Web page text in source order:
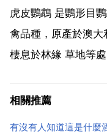
豔,有黃色花斑 體表
虎皮鸚鵡 是鸚形目
禽品種，原產於澳
棲息於林緣 草地等
期為18天。性情活
相關推薦